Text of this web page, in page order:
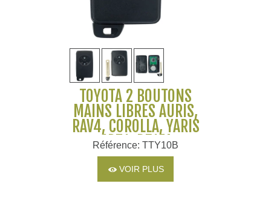
TOYOTA 2 BOUTONS
MAINS LIBRES AURIS,
RAV4, COROLLA, YARIS
4D71, B51EA
Référence: TTY10B
VOIR PLUS